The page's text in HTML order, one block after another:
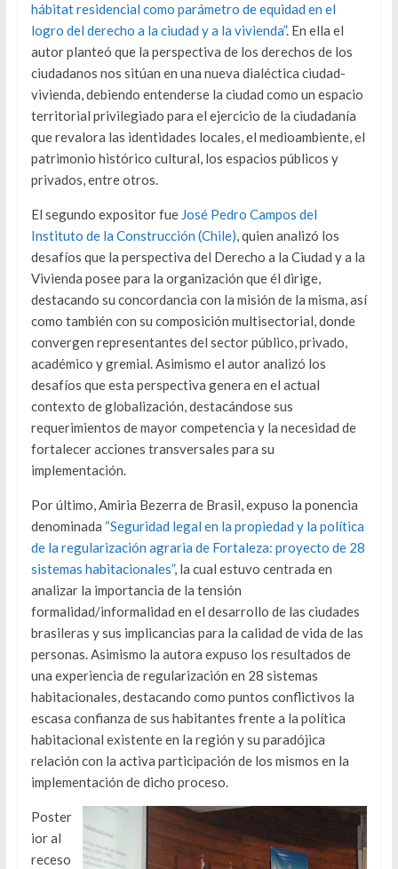
hábitat residencial como parámetro de equidad en el
logro del derecho a la ciudad y a la vivienda”. En ella el
autor planteó que la perspectiva de los derechos de los
ciudadanos nos sitúan en una nueva dialéctica ciudad-
vivienda, debiendo entenderse la ciudad como un espacio
territorial privilegiado para el ejercicio de la ciudadanía
que revalora las identidades locales, el medioambiente, el
patrimonio histórico cultural, los espacios públicos y
privados, entre otros.
El segundo expositor fue José Pedro Campos del
Instituto de la Construcción (Chile), quien analizó los
desafíos que la perspectiva del Derecho a la Ciudad y a la
Vivienda posee para la organización que él dirige,
destacando su concordancia con la misión de la misma, así
como también con su composición multisectorial, donde
convergen representantes del sector público, privado,
académico y gremial. Asimismo el autor analizó los
desafíos que esta perspectiva genera en el actual
contexto de globalización, destacándose sus
requerimientos de mayor competencia y la necesidad de
fortalecer acciones transversales para su
implementación.
Por último, Amiria Bezerra de Brasil, expuso la ponencia
denominada “Seguridad legal en la propiedad y la política
de la regularización agraria de Fortaleza: proyecto de 28
sistemas habitacionales”, la cual estuvo centrada en
analizar la importancia de la tensión
formalidad/informalidad en el desarrollo de las ciudades
brasileras y sus implicancias para la calidad de vida de las
personas. Asimismo la autora expuso los resultados de
una experiencia de regularización en 28 sistemas
habitacionales, destacando como puntos conflictivos la
escasa confianza de sus habitantes frente a la política
habitacional existente en la región y su paradójica
relación con la activa participación de los mismos en la
implementación de dicho proceso.
Poster
ior al
receso